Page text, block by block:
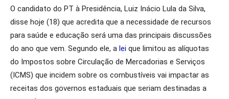
O candidato do PT à Presidência, Luiz Inácio Lula da Silva,
disse hoje (18) que acredita que a necessidade de recursos
para saúde e educação será uma das principais discussões
do ano que vem. Segundo ele, a lei que limitou as alíquotas
do Impostos sobre Circulação de Mercadorias e Serviços
(ICMS) que incidem sobre os combustíveis vai impactar as
receitas dos governos estaduais que seriam destinadas a